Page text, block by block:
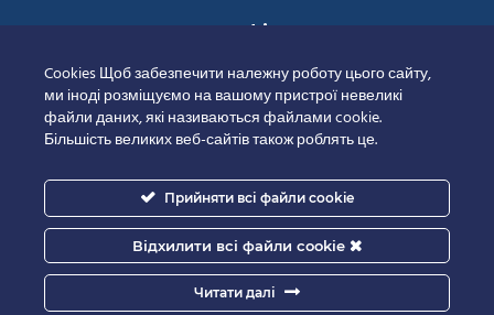
Сертифікати
Cookies Щоб забезпечити належну роботу цього сайту,
ми іноді розміщуємо на вашому пристрої невеликі
файли даних, які називаються файлами cookie.
Більшість великих веб-сайтів також роблять це.
Прийняти всі файли cookie
Відхилити всі файли cookie
Читати далі